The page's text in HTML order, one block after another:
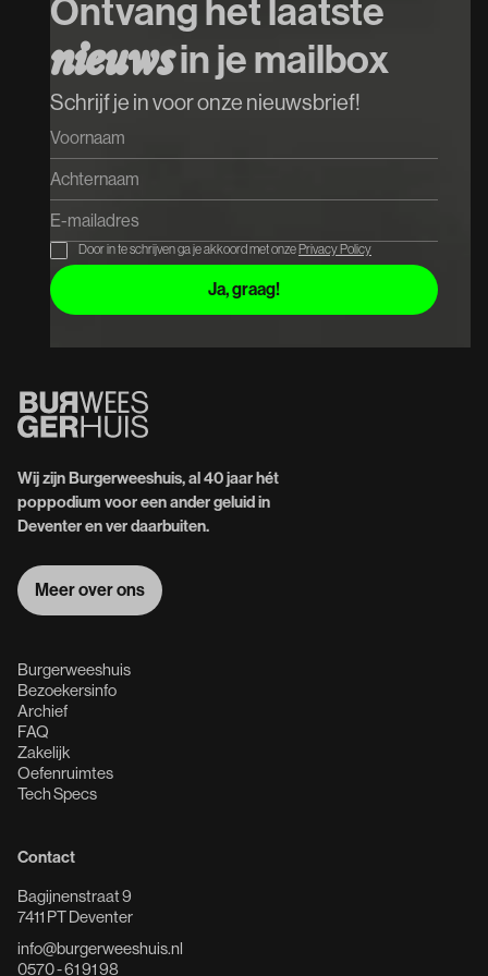
Koop tickets
Koop tickets
Ontvang het laatste
nieuwsin je mailbox
Schrijf je in voor onze nieuwsbrief!
Door in te schrijven ga je akkoord met onze Privacy Policy
Wij zijn Burgerweeshuis, al 40 jaar hét
poppodium voor een ander geluid in
Deventer en ver daarbuiten.
Meer over ons
Burgerweeshuis
Bezoekersinfo
Archief
FAQ
Zakelijk
Oefenruimtes
Tech Specs
Contact
Bagijnenstraat 9
7411 PT Deventer
info@burgerweeshuis.nl
0570 - 61 91 98